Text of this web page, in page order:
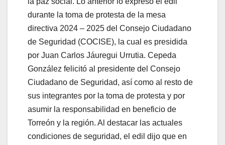
durante la toma de protesta de la mesa
directiva 2024 – 2025 del Consejo Ciudadano
de Seguridad (COCISE), la cual es presidida
por Juan Carlos Jáuregui Urrutia. Cepeda
González felicitó al presidente del Consejo
Ciudadano de Seguridad, así como al resto de
sus integrantes por la toma de protesta y por
asumir la responsabilidad en beneficio de
Torreón y la región. Al destacar las actuales
condiciones de seguridad, el edil dijo que en